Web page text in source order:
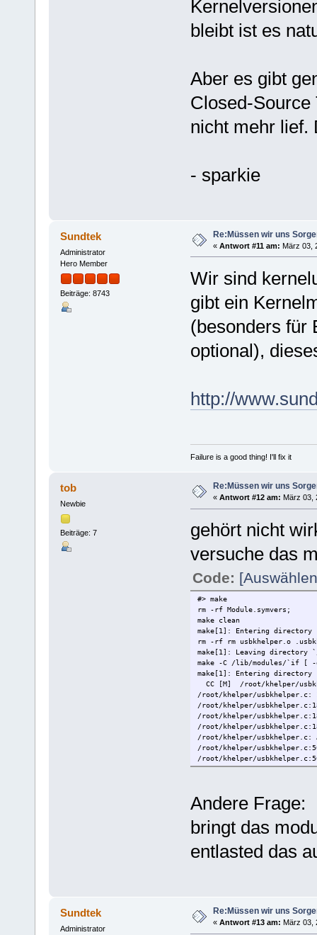
bleibt ist es
Aber es gibt
Closed-
nicht mehr lief.
- sparkie
Sundtek
Administrator
Hero Member
Beiträge: 8743
Re:Müssen wir uns
« Antwort #11 am: März 03,
Wir sind
gibt ein
(besonders für
optional),
http://
Failure is a good thing! I'll fix it
tob
Newbie
Beiträge: 7
Re:Müssen wir uns
« Antwort #12 am: März 03,
gehört nicht
versuche das
Code:
#> make
rm -rf Module.symvers;
make clean
make[1]: Entering
rm -rf rm usbkhelper.o
make[1]: Leaving directory
make -C /lib/modules/`if [ -
make[1]: Entering
CC [M] /root/khelper/
/root/khelper/usbkhelper.c:
/root/khelper/
/root/khelper/
/root/khelper/
/root/khelper/
/root/khelper/
/root/khelper/
make[2]: *** [/root/khelper/
make: *** [default] Error 2
Andere Frage:
bringt das
entlasted das
Sundtek
Administrator
Re:Müssen wir uns
« Antwort #13 am: März 03,